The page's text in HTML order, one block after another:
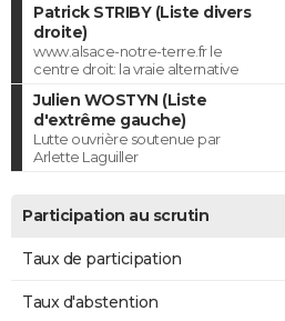
Patrick STRIBY (Liste divers
droite)
www.alsace-notre-terre.fr le
centre droit: la vraie alternative
Julien WOSTYN (Liste
d'extrême gauche)
Lutte ouvrière soutenue par
Arlette Laguiller
Participation au scrutin
Taux de participation
Taux d'abstention